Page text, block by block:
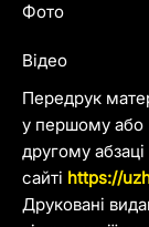
Передрук
у першому або
другому абзаці
сайті https://
Друковані
Фото
Відео